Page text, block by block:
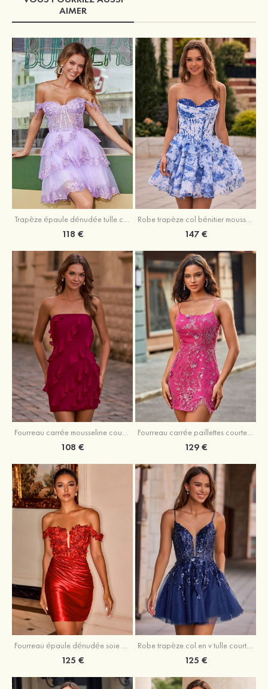
AIMER
Trapèze épaule dénudée tulle courte/mini robe de fête de la rentrée avec paillettes
118 €
Robe trapèze col bénitier mousseline courte/mini robe de fête de la rentrée avec appliqué
147 €
Fourreau carrée mousseline courte/mini robe de fête de la rentré avec volants
108 €
Fourreau carrée paillettes courte/mini robe de fête de la rentrée
129 €
Fourreau épaule dénudée soie comme du satin courte/mini robe de fête de la rentrée
125 €
Robe trapèze col en v tulle courte/mini robe de fête de la rentrée avec poches paillettes
125 €